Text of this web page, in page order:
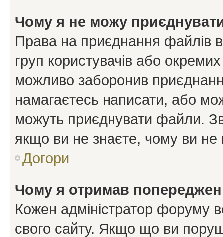
Чому я не можу
Права на приєднання файлів
груп користувачів або
можливо заборонив
намагаєтесь написати, або
можуть приєднувати файли.
якщо ви не знаєте, чому ви
Догори
Чому я отримав
Кожен адміністратор форуму
свого сайту. Якщо що ви